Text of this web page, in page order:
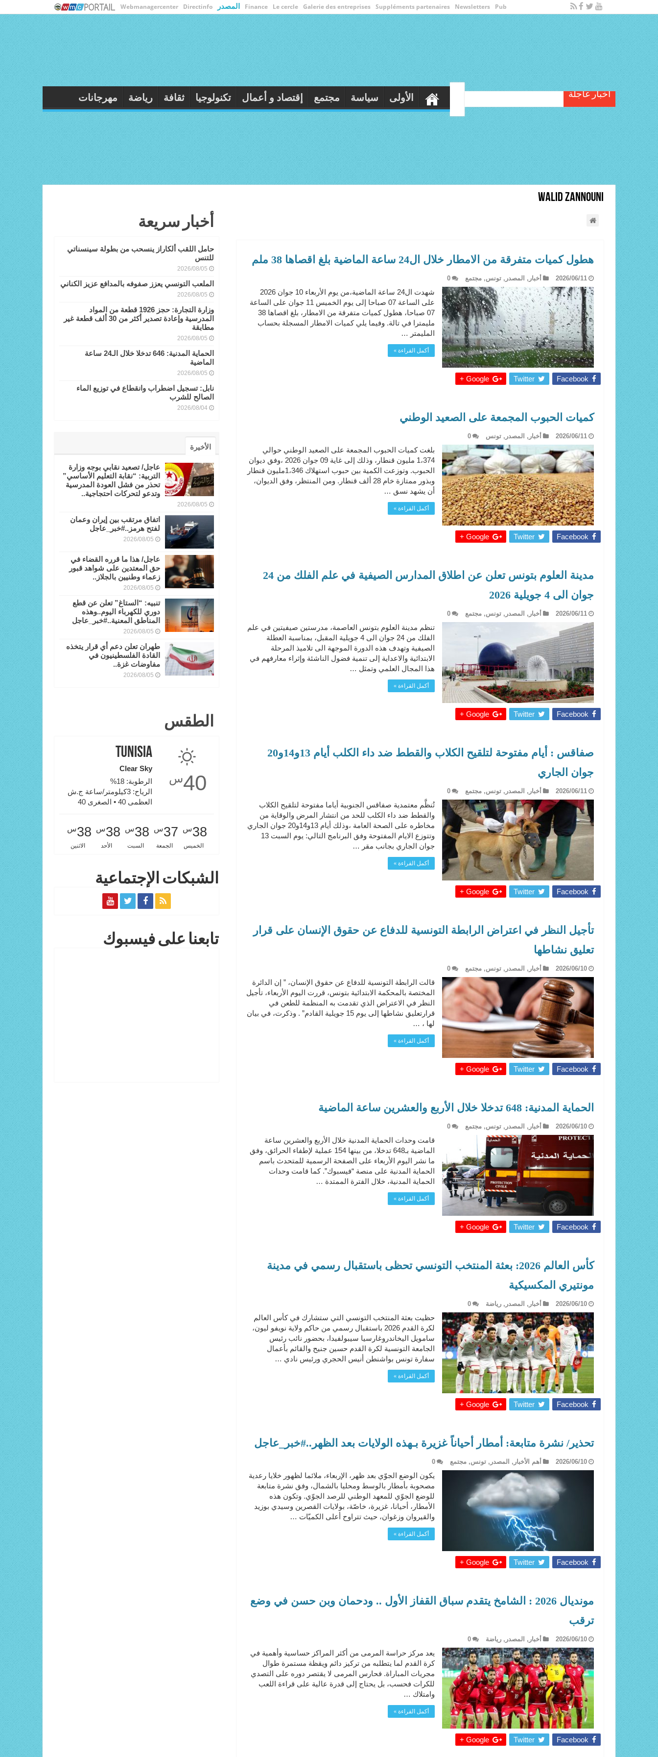
Webmanagercenter Directinfo المصدر Finance Le cercle Galerie des entreprises Suppléments partenaires Newsletters Pub
أخبار عاجلة مجتمع إقتصاد و أعمال تكنولوجيا ثقافة رياضة مهرجانات
Walid Zannouni
هطول كميات متفرقة من الامطار خلال ال24 ساعة الماضية بلغ اقصاها 38 ملم
2026/06/11 أخبار , المصدر , تونس, مجتمع 0
شهدت ال24 ساعة الماضية،من يوم الأربعاء 10 جوان 2026
على الساعة 07 صباحا إلى يوم الخميس 11 جوان على الساعة
07 صباحا، هطول كميات متفرقة من الامطار، بلغ اقصاها 38
مليمترا في تالة. وفيما يلي كميات الامطار المسجلة بحساب
المليمتر …
أكمل القراءة »
Facebook
Twitter
Google +
كميات الحبوب المجمعة على الصعيد الوطني
2026/06/11 أخبار , المصدر , تونس 0
بلغت كميات الحبوب المجمعة على الصعيد الوطني حوالي
1،374 مليون قنطار، وذلك إلى غاية 09 جوان 2026 ،وفق ديوان
الحبوب. وتوزعت الكمية بين حبوب استهلاك 1،346مليون قنطار
وبذور ممتازة خام 28 ألف قنطار. ومن المنتظر، وفق الديوان،
أن يشهد نسق …
أكمل القراءة »
Facebook
Twitter
Google +
مدينة العلوم بتونس تعلن عن اطلاق المدارس الصيفية في علم الفلك من 24
جوان الى 4 جويلية 2026
2026/06/11 أخبار , المصدر , تونس, مجتمع 0
تنظم مدينة العلوم بتونس العاصمة، مدرستين صيفيتين في علم
الفلك من 24 جوان الى 4 جويلية المقبل، بمناسبة العطلة
الصيفية وتهدف هذه الدورة الموجهة الى تلاميذ المرحلة
الابتدائية والاعداية إلى تنمية فضول الناشئة وإثراء معارفهم في
هذا المجال العلمي وتمثل …
أكمل القراءة »
Facebook
Twitter
Google +
صفاقس : أيام مفتوحة لتلقيح الكلاب والقطط ضد داء الكلب أيام 13و14و20
جوان الجاري
2026/06/11 أخبار , المصدر , تونس, مجتمع 0
تُنظَّم معتمدية صفاقس الجنوبية أياما مفتوحة لتلقيح الكلاب
والقطط ضد داء الكلب للحد من انتشار المرض والوقاية من
مخاطره على الصحة العامة ،وذلك أيام 13و14و20 جوان الجاري
وتتوزع الايام المفتوحة وفق البرنامج التالي: يوم السبت 13
جوان الجاري بجانب مقر …
أكمل القراءة »
Facebook
Twitter
Google +
تأجيل النظر في اعتراض الرابطة التونسية للدفاع عن حقوق الإنسان على قرار
تعليق نشاطها
2026/06/10 أخبار , المصدر , تونس, مجتمع 0
قالت الرابطة التونسية للدفاع عن حقوق الإنسان، ” إن الدائرة
المختصة بالمحكمة الابتدائية بتونس، قررت اليوم الأربعاء، تأجيل
النظر في الاعتراض الذي تقدمت به المنظمة للطعن في
قرارتعليق نشاطها إلى يوم 15 جويلية القادم” . وذكرت، في بيان
لها ، …
أكمل القراءة »
Facebook
Twitter
Google +
الحماية المدنية: 648 تدخلا خلال الأربع والعشرين ساعة الماضية
2026/06/10 أخبار , المصدر , تونس, مجتمع 0
قامت وحدات الحماية المدنية خلال الأربع والعشرين ساعة
الماضية بـ648 تدخلا، من بينها 154 عملية لإطفاء الحرائق، وفق
ما نشر اليوم الأربعاء على الصفحة الرسمية للمتحدث باسم
الحماية المدنية على منصة “فيسبوك”. كما قامت وحدات
الحماية المدنية، خلال الفترة الممتدة …
أكمل القراءة »
Facebook
Twitter
Google +
كأس العالم 2026: بعثة المنتخب التونسي تحظى باستقبال رسمي في مدينة
مونتيري المكسيكية
2026/06/10 أخبار , المصدر , رياضة 0
حظيت بعثة المنتخب التونسي التي ستشارك في كأس العالم
لكرة القدم 2026 باستقبال رسمي من حاكم ولاية نويفو ليون،
سامويل اليخاندروغارسيا سيبولفيدا، بحضور نائب رئيس
الجامعة التونسية لكرة القدم حسين جنيح والقائم بأعمال
سفارة تونس بواشنطن أنيس الحجري ورئيس نادي …
أكمل القراءة »
Facebook
Twitter
Google +
تحذير/ نشرة متابعة: أمطار أحياناً غزيرة بـهذه الولايات بعد الظهر..#خبر_عاجل
2026/06/10 أهم الأخبار , المصدر , تونس, مجتمع 0
يكون الوضع الجوّي بعد ظهر، الإربعاء، ملائما لظهور خلايا رعدية
مصحوبة بأمطار بالوسط ومحليا بالشمال، وفق نشرة متابعة
للوضع الجوّي للمعهد الوطني للرصد الجوّي. وتكون هذه
الأمطار، أحيانا، غزيرة، خاصّة، بولايات القصرين وسيدي بوزيد
والقيروان وزغوان، حيث تتراوح أعلى الكميّات …
أكمل القراءة »
Facebook
Twitter
Google +
مونديال 2026 : الشامخ يتقدم سباق القفاز الأول .. ودحمان وبن حسن في وضع
ترقب
2026/06/10 أخبار , المصدر , رياضة 0
يعد مركز حراسة المرمى من أكثر المراكز حساسية وأهمية في
كرة القدم لما يتطلبه من تركيز دائم ويقظة مستمرة طوال
مجريات المباراة. فحارس المرمى لا يقتصر دوره على التصدي
للكرات فحسب، بل يحتاج إلى قدرة عالية على قراءة اللعب
وامتلاك …
أكمل القراءة »
Facebook
Twitter
Google +
أخبار سريعة
حامل اللقب ألكاراز ينسحب من بطولة سينسناتي
للتنس
2026/08/05
الملعب التونسي يعزز صفوفه بالمدافع عزيز الكناني
2026/08/05
وزارة التجارة: حجز 1926 قطعة من المواد
المدرسية وإعادة تصدير أكثر من 30 ألف قطعة غير
مطابقة
2026/08/05
الحماية المدنية: 646 تدخلا خلال الـ24 ساعة
الماضية
2026/08/05
نابل: تسجيل اضطراب وانقطاع في توزيع الماء
الصالح للشرب
2026/08/04
الأخيرة
عاجل/ تصعيد نقابي بوجه وزارة
التربية: “نقابة التعليم الأساسي”
تحذر من فشل العودة المدرسية
وتدعو لتحركات احتجاجية..
2026/08/05
اتفاق مرتقب بين إيران وعمان
لفتح هرمز..#خبر_عاجل
2026/08/05
عاجل/ هذا ما قرره القضاء في
حق المعتدين على شواهد قبور
زعماء وطنيين بالجلاز..
2026/08/05
تنبيه: “الستاغ” تعلن عن قطع
دوري للكهرباء اليوم..وهذه
المناطق المعنية..#خبر_عاجل
2026/08/05
طهران تعلن دعم أي قرار يتخذه
القادة الفلسطينيون في
مفاوضات غزة..
2026/08/05
الطقس
40س
Tunisia
Clear Sky
الرطوبة: 18%
الرياح: 3كيلومتر/ساعة ج.ش
العظمى 40 • الصغرى 40
38س
الخميس
37س
الجمعة
38س
السبت
38س
الأحد
38س
الاثنين
الشبكات الإجتماعية
تابعنا على فيسبوك